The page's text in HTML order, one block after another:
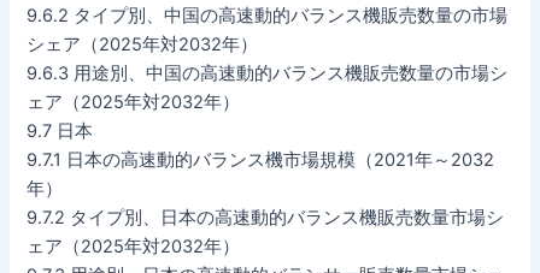
9.6.2 タイプ別、中国の高速動的バランス機販売数量の市場
シェア（2025年対2032年）
9.6.3 用途別、中国の高速動的バランス機販売数量の市場シ
ェア（2025年対2032年）
9.7 日本
9.7.1 日本の高速動的バランス機市場規模（2021年～2032
年）
9.7.2 タイプ別、日本の高速動的バランス機販売数量市場シ
ェア（2025年対2032年）